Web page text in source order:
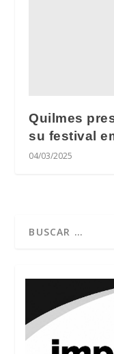
Quilmes
su festival
04/03/2025